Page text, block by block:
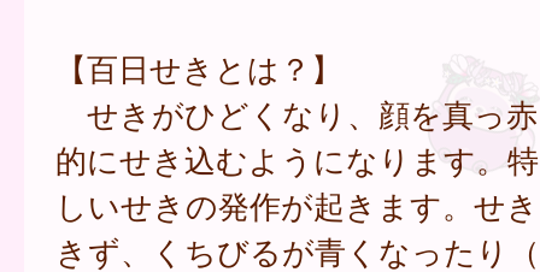
【百日せきとは？】
せきがひどくなり、顔を真っ
的にせき込むようになります。
しいせきの発作が起きます。せ
きず、くちびるが青くなったり